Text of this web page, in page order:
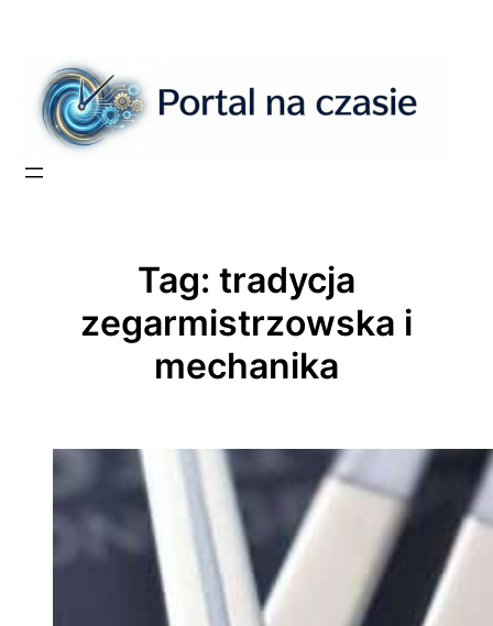
treści
Tag: tradycja
zegarmistrzowska i
mechanika